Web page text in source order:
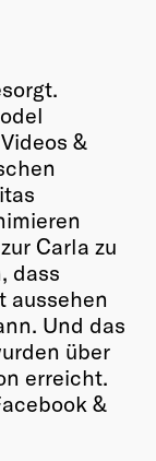
&
Carla zu
dass
aussehen
Und das
über
erreicht.
&